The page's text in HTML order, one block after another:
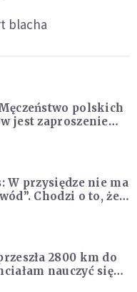
blacha
polskich
jest zaproszeniem
i misji całego
W przysiędze nie ma
Chodzi o to, że
2800 km do
nauczyć się